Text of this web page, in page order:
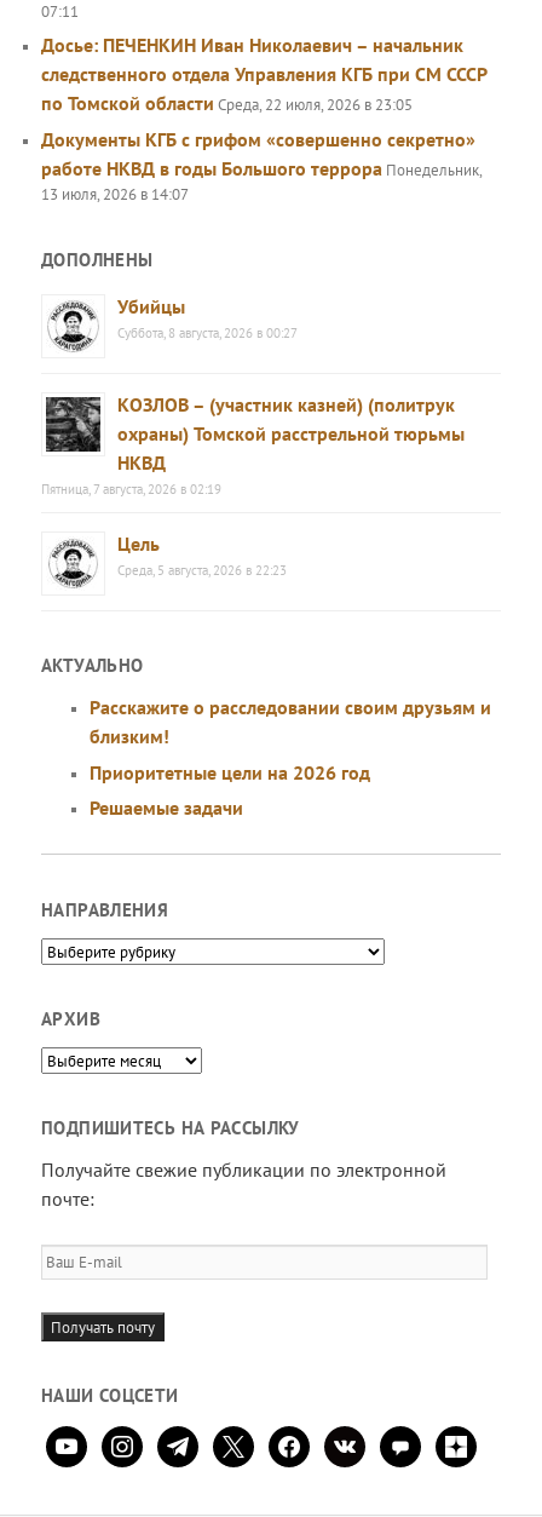
07:11
Досье: ПЕЧЕНКИН Иван Николаевич – начальник
следственного отдела Управления КГБ при СМ СССР
по Томской области Среда, 22 июля, 2026 в 23:05
Документы КГБ с грифом «совершенно секретно»
работе НКВД в годы Большого террора Понедельник,
13 июля, 2026 в 14:07
ДОПОЛНЕНЫ
Убийцы
Суббота, 8 августа, 2026 в 00:27
КОЗЛОВ – (участник казней) (политрук
охраны) Томской расстрельной тюрьмы
НКВД
Пятница, 7 августа, 2026 в 02:19
Цель
Среда, 5 августа, 2026 в 22:23
АКТУАЛЬНО
Расскажите о расследовании своим друзьям и
близким!
Приоритетные цели на 2026 год
Решаемые задачи
НАПРАВЛЕНИЯ
Направления
АРХИВ
Архив
ПОДПИШИТЕСЬ НА РАССЫЛКУ
Получайте свежие публикации по электронной
почте:
Ваш
E-
mail
Получать почту
НАШИ СОЦСЕТИ
youtubeinstagramtelegram
x facebookvkontaktecomment
zen-
yandex